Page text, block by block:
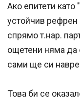
Ако епитети
устойчив
спрямо т.нар.
ощетени няма да
сами ще си
Това би се